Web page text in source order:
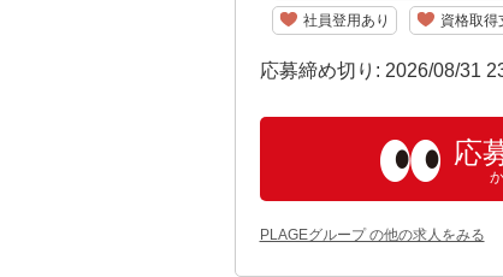
社員登用あり 資格取得
応募締め切り: 2026/08/31
応
PLAGEグループ の他の求人をみる